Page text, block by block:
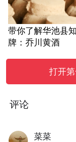
带你了解华池县
牌：乔川黄酒
打开
评论
菜菜